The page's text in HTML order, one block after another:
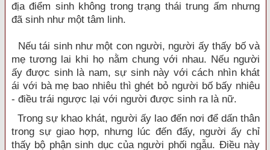
địa điểm sinh không trong trạng thái trung ấm nhưng
đã sinh như một tâm linh.
Nếu tái sinh như một con người, người ấy thấy bố và
mẹ tương lai khi họ nằm chung với nhau. Nếu người
ấy được sinh là nam, sự sinh này với cách nhìn khát
ái với bà mẹ bao nhiêu thì ghét bỏ người bố bấy nhiêu
- điều trái ngược lại với người được sinh ra là nữ.
Trong sự khao khát, người ấy lao đến nơi để dấn thân
trong sự giao hợp, nhưng lúc đến đấy, người ấy chỉ
thấy bộ phận sinh dục của người phối ngẫu. Điều này